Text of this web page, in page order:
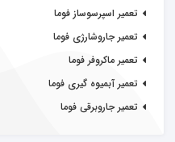
تعمیر اسپرسوساز فوما
تعمیر جاروشارژی فوما
تعمیر ماکروفر فوما
تعمیر آبمیوه گیری فوما
تعمیر جاروبرقی فوما